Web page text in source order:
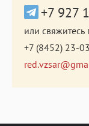
+7 927
или
+7 (8452) 23-